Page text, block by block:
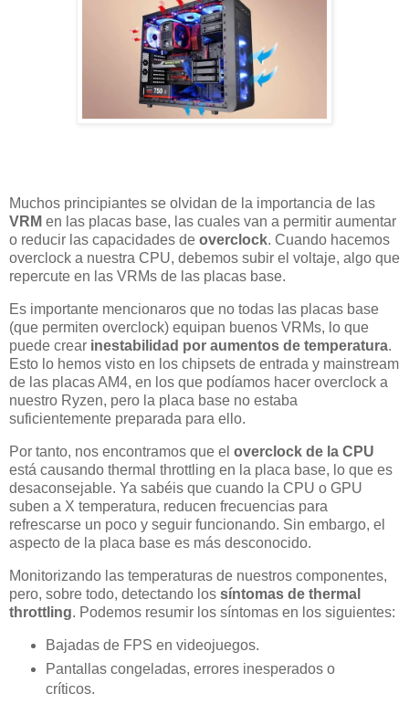
Muchos principiantes se olvidan de la importancia de las
VRM en las placas base, las cuales van a permitir aumentar
o reducir las capacidades de overclock. Cuando hacemos
overclock a nuestra CPU, debemos subir el voltaje, algo que
repercute en las VRMs de las placas base.
Es importante mencionaros que no todas las placas base
(que permiten overclock) equipan buenos VRMs, lo que
puede crear inestabilidad por aumentos de temperatura.
Esto lo hemos visto en los chipsets de entrada y mainstream
de las placas AM4, en los que podíamos hacer overclock a
nuestro Ryzen, pero la placa base no estaba
suficientemente preparada para ello.
Por tanto, nos encontramos que el overclock de la CPU
está causando thermal throttling en la placa base, lo que es
desaconsejable. Ya sabéis que cuando la CPU o GPU
suben a X temperatura, reducen frecuencias para
refrescarse un poco y seguir funcionando. Sin embargo, el
aspecto de la placa base es más desconocido.
Monitorizando las temperaturas de nuestros componentes,
pero, sobre todo, detectando los síntomas de thermal
throttling. Podemos resumir los síntomas en los siguientes:
Bajadas de FPS en videojuegos.
Pantallas congeladas, errores inesperados o
críticos.